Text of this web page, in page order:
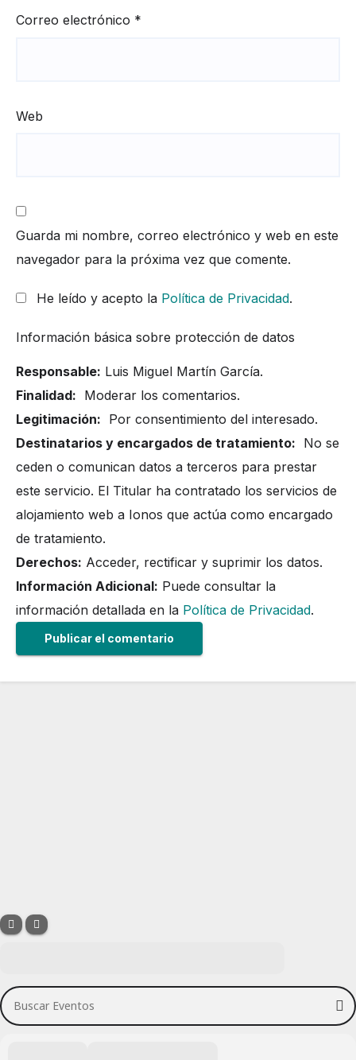
Correo electrónico *
Web
Guarda mi nombre, correo electrónico y web en este
navegador para la próxima vez que comente.
He leído y acepto la Política de Privacidad.
Información básica sobre protección de datos
Responsable: Luis Miguel Martín García.
Finalidad: Moderar los comentarios.
Legitimación: Por consentimiento del interesado.
Destinatarios y encargados de tratamiento: No se
ceden o comunican datos a terceros para prestar
este servicio. El Titular ha contratado los servicios de
alojamiento web a Ionos que actúa como encargado
de tratamiento.
Derechos: Acceder, rectificar y suprimir los datos.
Información Adicional: Puede consultar la
información detallada en la Política de Privacidad.
Buscar Eventos